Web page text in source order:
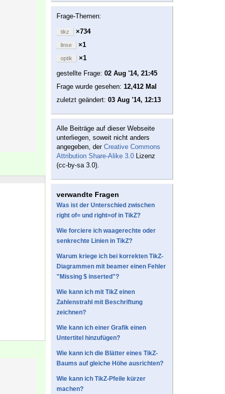
Frage-Themen:
tikz ×734
linse ×1
optik
×1
gestellte Frage: 02 Aug '14, 21:45
Frage wurde gesehen: 12,412 Mal
zuletzt geändert: 03 Aug '14, 12:13
Alle Beiträge auf dieser Webseite
unterliegen, soweit nicht anders
angegeben, der Creative Commons
Attribution Share-Alike 3.0 Lizenz
(cc-by-sa 3.0).
verwandte Fragen
Was ist der Unterschied zwischen
right of= und right=of in TikZ?
Wie forciere ich waagerechte oder
senkrechte Linien in TikZ?
Warum kriege ich bei korrekten TikZ-
Diagrammen mit beamer einen Fehler
"Missing $ inserted"?
Wie kann ich mit TikZ einen
Zahlenstrahl mit Beschriftung
zeichnen?
Wie kann ich einer Grafik einen
Untertitel hinzufügen?
Wie kann ich die Blätter eines TikZ-
Baums auf gleiche Höhe ausrichten?
Wie kann ich TikZ-Pfeile kürzer
machen?